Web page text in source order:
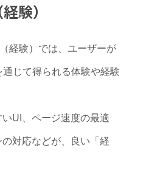
験）
経験）では、ユーザーが
じて得られる体験や経験
UI、ページ速度の最適
対応などが、良い「経